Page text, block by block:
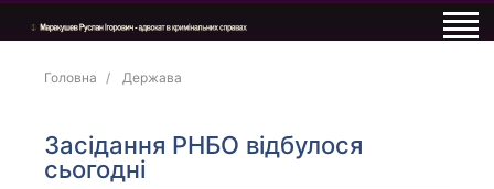
Головна Держава
Засідання РНБО відбулося
сьогодні